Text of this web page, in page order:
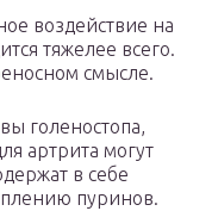
воздействие на
тяжелее всего.
смысле.
голеностопа,
артрита могут
в себе
пуринов.